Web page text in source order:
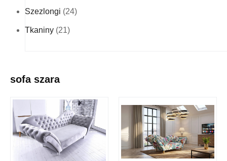
Szezlongi (24)
Tkaniny (21)
sofa szara